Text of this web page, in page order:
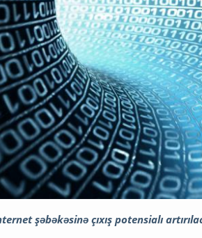
şəbəkəsinə çıxış potensialı